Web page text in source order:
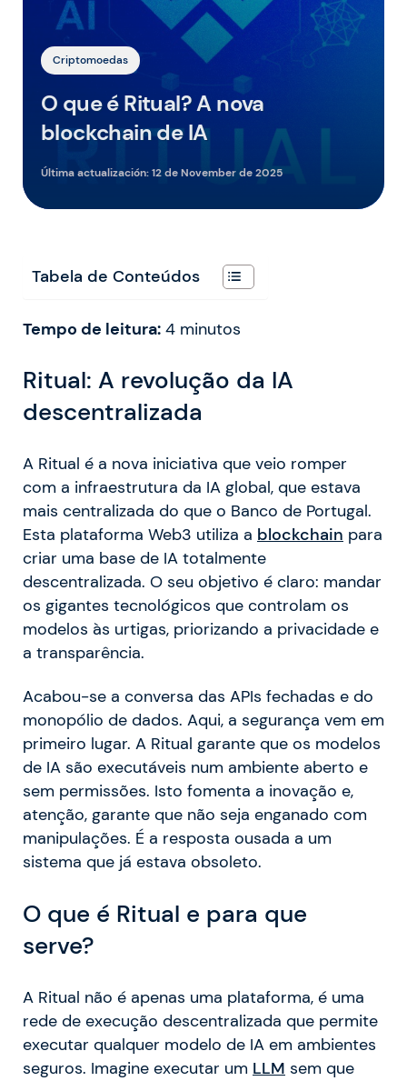
Criptomoedas
O que é Ritual? A nova
blockchain de IA
Última actualización:12 de November de 2025
Tabela de Conteúdos
Tempo de leitura: 4 minutos
Ritual: A revolução da IA
descentralizada
A Ritual é a nova iniciativa que veio romper
com a infraestrutura da IA global, que estava
mais centralizada do que o Banco de Portugal.
Esta plataforma Web3 utiliza a blockchain para
criar uma base de IA totalmente
descentralizada. O seu objetivo é claro: mandar
os gigantes tecnológicos que controlam os
modelos às urtigas, priorizando a privacidade e
a transparência.
Acabou-se a conversa das APIs fechadas e do
monopólio de dados. Aqui, a segurança vem em
primeiro lugar. A Ritual garante que os modelos
de IA são executáveis num ambiente aberto e
sem permissões. Isto fomenta a inovação e,
atenção, garante que não seja enganado com
manipulações. É a resposta ousada a um
sistema que já estava obsoleto.
O que é Ritual e para que
serve?
A Ritual não é apenas uma plataforma, é uma
rede de execução descentralizada que permite
executar qualquer modelo de IA em ambientes
seguros. Imagine executar um LLM sem que